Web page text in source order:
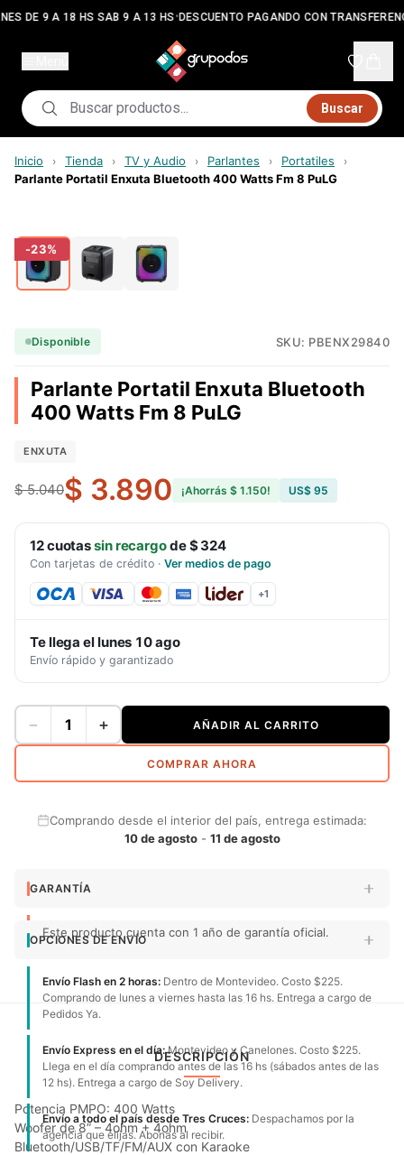
DE 9 A 18 HS SAB 9 A 13 HS•DESCUENTO PAGANDO CON
Buscar
Inicio › Tienda › TV y Audio › Parlantes › Portatiles ›
Parlante Portatil Enxuta Bluetooth 400 Watts Fm 8 PuLG
-23%
Disponible SKU: PBENX29840
Parlante Portatil Enxuta Bluetooth
400 Watts Fm 8 PuLG
ENXUTA
$ 5.040$ 3.890 ¡Ahorrás $ 1.150! US$ 95
12cuotassin recargode$ 324
Con tarjetas de crédito · Ver medios de pago
+1
Te llega ellunes 10 ago
Envío rápido y garantizado
− + AÑADIR AL CARRITO
COMPRAR AHORA
Comprando desde el interior del país, entrega estimada:
10 de agosto- 11 de agosto
GARANTÍA
Este producto cuenta con 1 año de garantía oficial.
OPCIONES DE ENVÍO
Envío Flash en 2 horas: Dentro de Montevideo. Costo $225.
Comprando de lunes a viernes hasta las 16 hs. Entrega a cargo de
Pedidos Ya.
Envío Express en el día:Montevideo y Canelones. Costo $225.
Llega en el día comprando antes de las 16 hs (sábados antes de las
12 hs). Entrega a cargo de Soy Delivery.
Envío a todo el país desde Tres Cruces: Despachamos por la
agencia que elijas. Abonas al recibir.
DESCRIPCIÓN
Potencia PMPO: 400 Watts
Woofer de 8” – 4ohm + 4ohm
Bluetooth/USB/TF/FM/AUX con Karaoke